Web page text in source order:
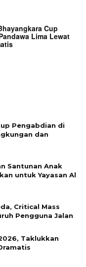
Cup
Lima Lewat
Pengabdian di
dan
Santunan Anak
untuk Yayasan Al
Critical Mass
Pengguna Jalan
Taklukkan